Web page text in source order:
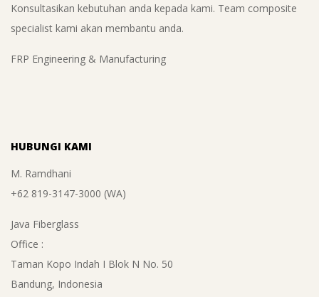
Konsultasikan kebutuhan anda kepada kami. Team composite
specialist kami akan membantu anda.
FRP Engineering & Manufacturing
HUBUNGI KAMI
M. Ramdhani
+62 819-3147-3000 (WA)
Java Fiberglass
Office :
Taman Kopo Indah I Blok N No. 50
Bandung, Indonesia